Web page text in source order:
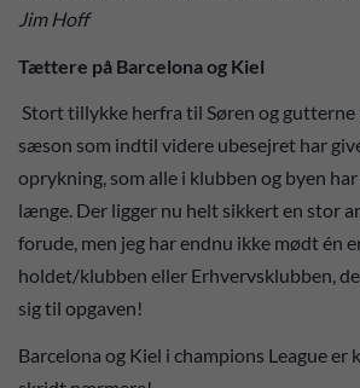
Jim Hoff
Tættere på Barcelona og Kiel
Stort tillykke herfra til Søren og gutterne
sæson som indtil videre ubesejret har
oprykning, som alle i klubben og byen
længe. Der ligger nu helt sikkert en stor
forude, men jeg har endnu ikke mødt én
holdet/klubben eller Erhvervsklubben,
sig til opgaven!
Barcelona og Kiel i champions League er